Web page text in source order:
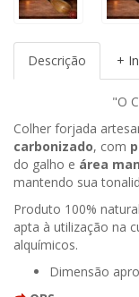
Descrição +
"O
Colher forjada
carbonizado, com
do galho e área
mantendo sua
Produto 100%
apta à utilização na
alquímicos.
Dimensão